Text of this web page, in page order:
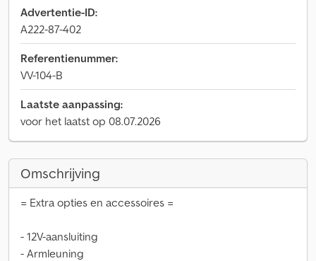
Advertentie-ID:
A222-87-402
Referentienummer:
VV-104-B
Laatste aanpassing:
voor het laatst op 08.07.2026
Omschrijving
= Extra opties en accessoires =
- 12V-aansluiting
- Armleuning